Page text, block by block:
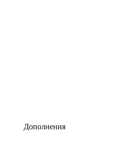
Дополнения